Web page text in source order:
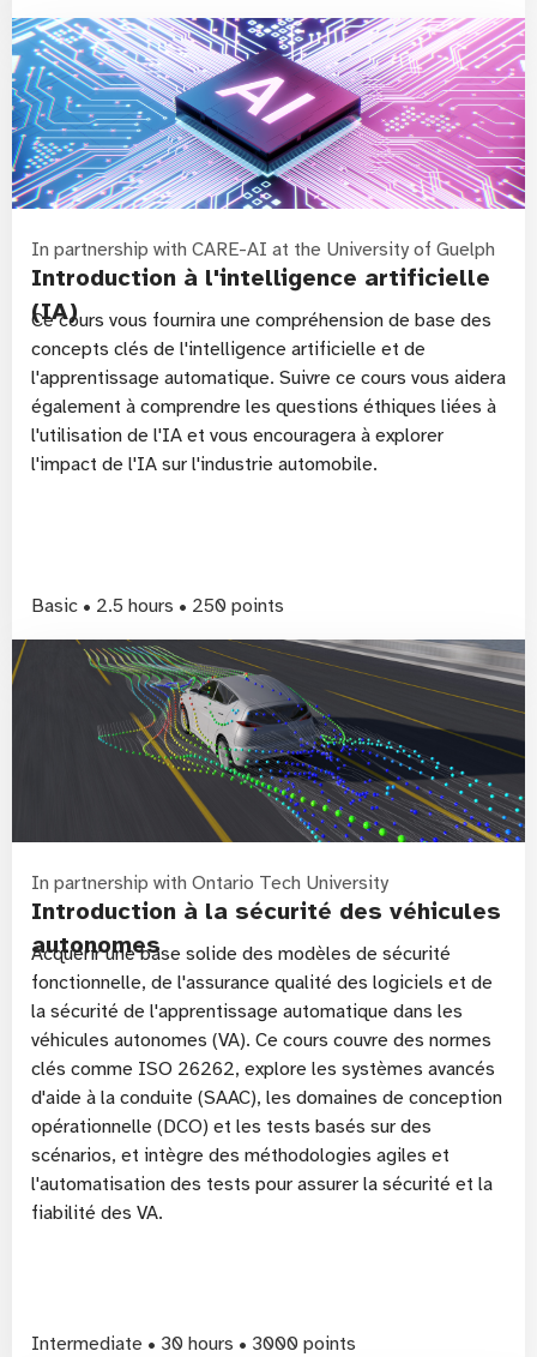
In partnership with CARE-AI at the University of Guelph
Introduction à l'intelligence artificielle
(IA)
Ce cours vous fournira une compréhension de base des
concepts clés de l'intelligence artificielle et de
l'apprentissage automatique. Suivre ce cours vous aidera
également à comprendre les questions éthiques liées à
l'utilisation de l'IA et vous encouragera à explorer
l'impact de l'IA sur l'industrie automobile.
Basic • 2.5 hours • 250 points
In partnership with Ontario Tech University
Introduction à la sécurité des véhicules
autonomes
Acquérir une base solide des modèles de sécurité
fonctionnelle, de l'assurance qualité des logiciels et de
la sécurité de l'apprentissage automatique dans les
véhicules autonomes (VA). Ce cours couvre des normes
clés comme ISO 26262, explore les systèmes avancés
d'aide à la conduite (SAAC), les domaines de conception
opérationnelle (DCO) et les tests basés sur des
scénarios, et intègre des méthodologies agiles et
l'automatisation des tests pour assurer la sécurité et la
fiabilité des VA.
Intermediate • 30 hours • 3000 points